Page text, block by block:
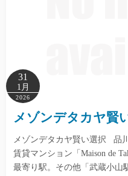
31
1月
2026
メゾンデタカヤ賢
メゾンデタカヤ賢い選択 品
賃貸マンション「Maison de
最寄り駅。その他「武蔵小山